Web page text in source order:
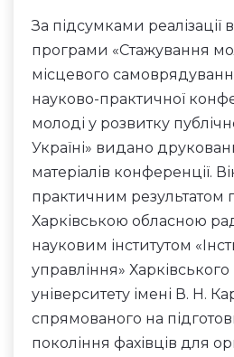
За підсумками реалізації
програми «Стажування
місцевого
науково-практичної
молоді у розвитку
Україні» видано
матеріалів конференції.
практичним результатом
Харківською обласною
науковим інститутом
управління»
університету імені В. Н.
спрямованого на
покоління фахівців для